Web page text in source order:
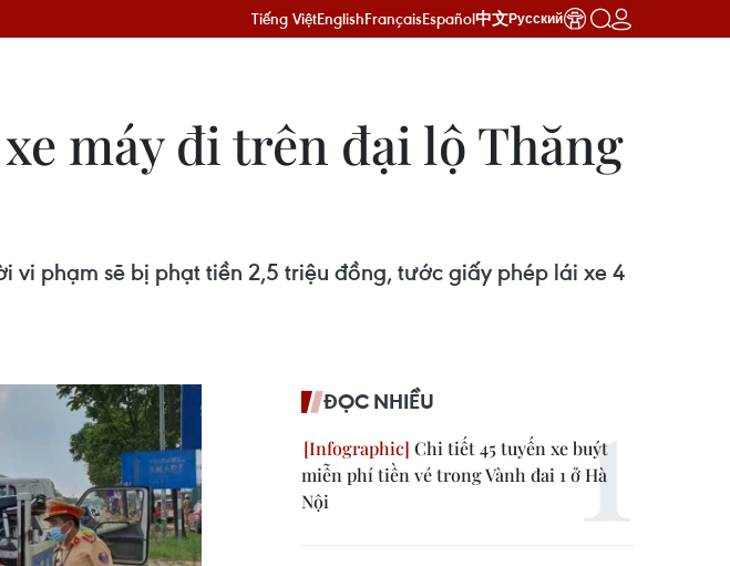
Tiếng ViệtEnglishFrançaisEspañol中文Русский
máy đi trên đại lộ Thăng
phạm sẽ bị phạt tiền 2,5 triệu đồng, tước giấy phép lái xe 4
ĐỌC NHIỀU
Chi tiết 45 tuyến xe buýt
miễn phí tiền vé trong Vành đai 1 ở Hà
Nội